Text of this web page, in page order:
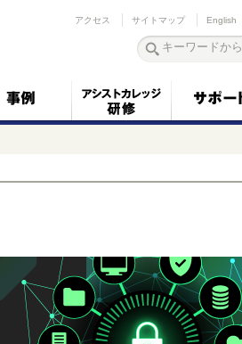
アクセス サイトマップ English